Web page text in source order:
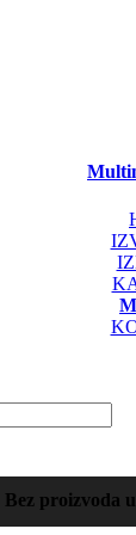
Bez proizvoda